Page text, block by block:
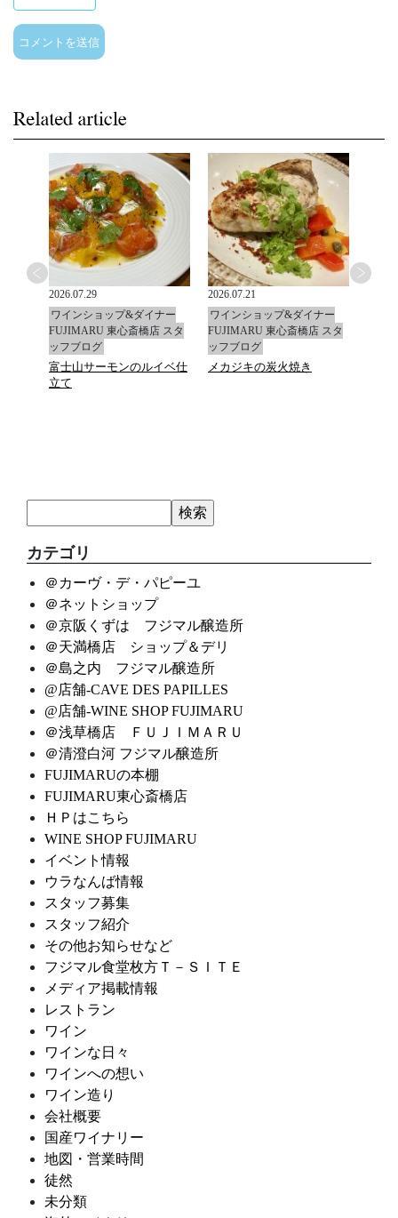
2026.07.29
ワインショップ&ダイナー
FUJIMARU 東心斎橋店 スタ
ッフブログ
富士山サーモンのルイベ仕
立て
2026.07.21
ワインショップ&ダイナー
FUJIMARU 東心斎橋店 スタ
ッフブログ
メカジキの炭火焼き
カテゴリ
＠カーヴ・デ・パピーユ
＠ネットショップ
＠京阪くずは フジマル醸造所
＠天満橋店 ショップ＆デリ
＠島之内 フジマル醸造所
@店舗-CAVE DES PAPILLES
@店舗-WINE SHOP FUJIMARU
＠浅草橋店 ＦＵＪＩＭＡＲＵ
＠清澄白河 フジマル醸造所
FUJIMARUの本棚
FUJIMARU東心斎橋店
ＨＰはこちら
WINE SHOP FUJIMARU
イベント情報
ウラなんば情報
スタッフ募集
スタッフ紹介
その他お知らせなど
フジマル食堂枚方Ｔ－ＳＩＴＥ
メディア掲載情報
レストラン
ワイン
ワインな日々
ワインへの想い
ワイン造り
会社概要
国産ワイナリー
地図・営業時間
徒然
未分類